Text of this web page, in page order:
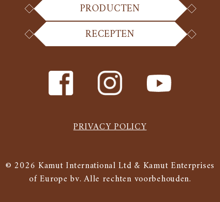
PRODUCTEN
RECEPTEN
PRIVACY POLICY
© 2026 Kamut International Ltd & Kamut Enterprises
of Europe bv. Alle rechten voorbehouden.